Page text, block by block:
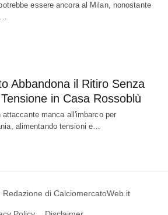
essere ancora al Milan, nonostante
Abbandona il Ritiro Senza
in Casa Rossoblù
attaccante manca all'imbarco per
alimentando tensioni e…
Redazione di CalciomercatoWeb.it